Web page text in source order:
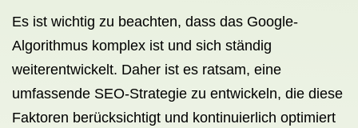
Es ist wichtig zu beachten, dass das Google-
Algorithmus komplex ist und sich ständig
weiterentwickelt. Daher ist es ratsam, eine
umfassende SEO-Strategie zu entwickeln, die diese
Faktoren berücksichtigt und kontinuierlich optimiert